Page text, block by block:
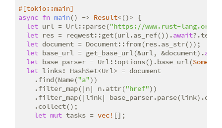
#[tokio::main]
async fn main() -> Result<()> {
let url = Url::parse("https://www.rust-lang.org/
let res = reqwest::get(url.as_ref()).await
let document = Document::from(res.as_str());
let base_url = get_base_url(&url, &document).
let base_parser = Url::options().base_url(Some
let links: HashSet<Url> = document
    .find(Name(
"a"))
    .filter_map(|n| n.attr(
"href"))
.filter_map(|link|
    .collect();
let mut tasks = vec! [];